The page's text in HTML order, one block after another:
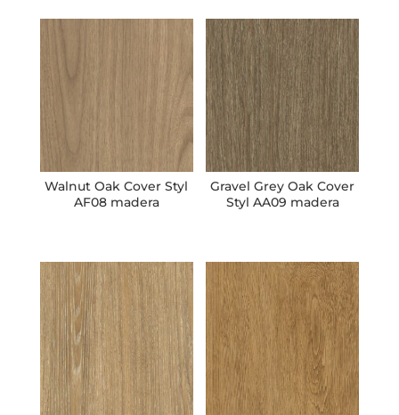
Walnut Oak Cover Styl
AF08 madera
Gravel Grey Oak Cover
Styl AA09 madera